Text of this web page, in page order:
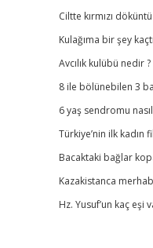
Ciltte kırmızı
Kulağıma bir şey
Avcılık kulübü nedir ?
8 ile bölünebilen 3
6 yaş sendromu
Türkiye’nin ilk kadın
Bacaktaki bağlar
Kazakistanca
Hz. Yusuf’un kaç eşi